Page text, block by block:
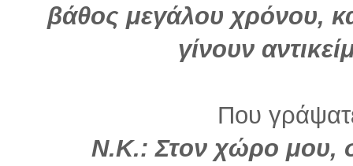
βάθος μεγάλου χρόνου,
γίνουν
Που
Ν.Κ.: Στον χώρο μου,